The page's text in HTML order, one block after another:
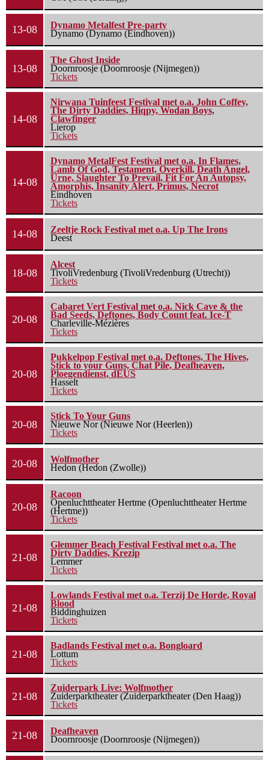
13-08
Dynamo Metalfest Pre-party
Dynamo (Dynamo (Eindhoven))
13-08
The Ghost Inside
Doornroosje (Doornroosje (Nijmegen))
Tickets
14-08
Nirwana Tuinfeest Festival met o.a. John Coffey,
The Dirty Daddies, Hiqpy, Wodan Boys,
Clawfinger
Lierop
Tickets
14-08
Dynamo MetalFest Festival met o.a. In Flames,
Lamb Of God, Testament, Overkill, Death Angel,
Urne, Slaughter To Prevail, Fit For An Autopsy,
Amorphis, Insanity Alert, Primus, Necrot
Eindhoven
Tickets
14-08
Zeeltje Rock Festival met o.a. Up The Irons
Deest
18-08
Alcest
TivoliVredenburg (TivoliVredenburg (Utrecht))
Tickets
20-08
Cabaret Vert Festival met o.a. Nick Cave & the
Bad Seeds, Deftones, Body Count feat. Ice-T
Charleville-Mézières
Tickets
20-08
Pukkelpop Festival met o.a. Deftones, The Hives,
Stick to your Guns, Chat Pile, Deafheaven,
Ploegendienst, dEUS
Hasselt
Tickets
20-08
Stick To Your Guns
Nieuwe Nor (Nieuwe Nor (Heerlen))
Tickets
20-08
Wolfmother
Hedon (Hedon (Zwolle))
20-08
Racoon
Openluchttheater Hertme (Openluchttheater Hertme
(Hertme))
Tickets
21-08
Glemmer Beach Festival Festival met o.a. The
Dirty Daddies, Krezip
Lemmer
Tickets
21-08
Lowlands Festival met o.a. Terzij De Horde, Royal
Blood
Biddinghuizen
Tickets
21-08
Badlands Festival met o.a. Bongloard
Lottum
Tickets
21-08
Zuiderpark Live: Wolfmother
Zuiderparktheater (Zuiderparktheater (Den Haag))
Tickets
21-08
Deafheaven
Doornroosje (Doornroosje (Nijmegen))